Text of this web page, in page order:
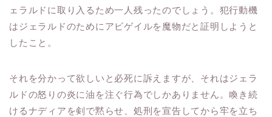
ェラルドに取り入るため一人残ったのでしょう。犯行動機
はジェラルドのためにアビゲイルを魔物だと証明しようと
したこと。
それを分かって欲しいと必死に訴えますが、それはジェラ
ルドの怒りの炎に油を注ぐ行為でしかありません。喚き続
けるナディアを剣で黙らせ、処刑を宣告してから牢を立ち